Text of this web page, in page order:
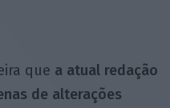
que a atual redação
de alterações